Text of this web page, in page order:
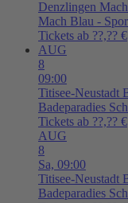
Denzlingen
Mach Blau -
Tickets ab ??,?? €
AUG
8
09:00
Titisee-Neustadt
Badeparadies
Tickets ab ??,?? €
AUG
8
Sa, 09:00
Titisee-Neustadt
Badeparadies